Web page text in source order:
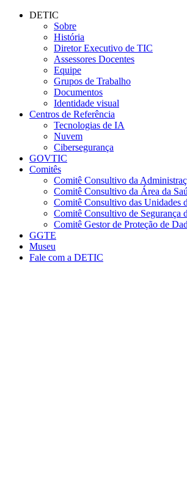
Conteúdo principal
DETIC
Sobre
História
Diretor Executivo de TIC
Assessores Docentes
Equipe
Grupos de Trabalho
Documentos
Identidade visual
Centros de Referência
Tecnologias de IA
Nuvem
Cibersegurança
GOVTIC
Comitês
Comitê Consultivo da
Comitê Consultivo da Área da
Comitê Consultivo das Unidades
Comitê Consultivo de Segurança
Comitê Gestor de Proteção de
GGTE
Museu
Fale com a DETIC